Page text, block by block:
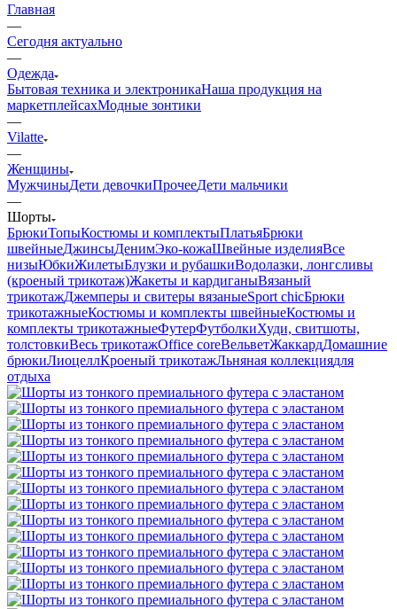
Главная
—
Сегодня актуально
—
Одежда
Бытовая техника и электроникаНаша продукция на
маркетплейсахМодные зонтики
—
Vilatte
—
Женщины
МужчиныДети девочкиПрочееДети мальчики
—
Шорты
БрюкиТопыКостюмы и комплектыПлатьяБрюки
швейныеДжинсыДенимЭко-кожаШвейные изделияВсе
низыЮбкиЖилетыБлузки и рубашкиВодолазки, лонгсливы
(кроеный трикотаж)Жакеты и кардиганыВязаный
трикотажДжемперы и свитеры вязаныеSport chicБрюки
трикотажныеКостюмы и комплекты швейныеКостюмы и
комплекты трикотажныеФутерФутболкиХуди, свитшоты,
толстовкиВесь трикотажOffice coreВельветЖаккардДомашние
брюкиЛиоцеллКроеный трикотажЛьняная коллекциядля
отдыха